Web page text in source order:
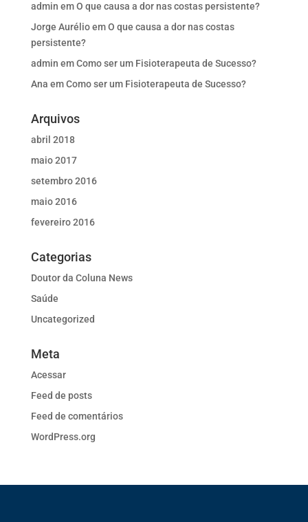
admin emO que causa a dor nas costas persistente?
Jorge AurélioemO que causa a dor nas costas
persistente?
admin emComo ser um Fisioterapeuta de Sucesso?
Ana emComo ser um Fisioterapeuta de Sucesso?
Arquivos
abril 2018
maio 2017
setembro 2016
maio 2016
fevereiro 2016
Categorias
Doutor da Coluna News
Saúde
Uncategorized
Meta
Acessar
Feed de posts
Feed de comentários
WordPress.org